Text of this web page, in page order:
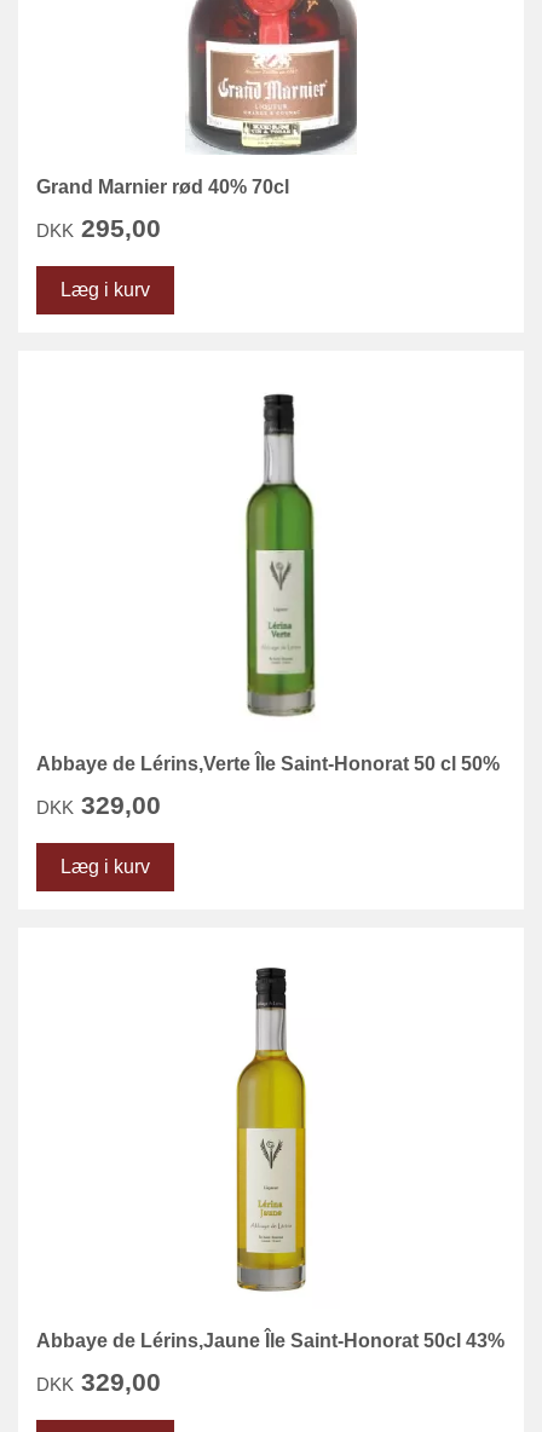
Grand Marnier rød 40% 70cl
DKK 295,00
Læg i kurv
Abbaye de Lérins,Verte Île Saint-Honorat 50 cl 50%
DKK 329,00
Læg i kurv
Abbaye de Lérins,Jaune Île Saint-Honorat 50cl 43%
DKK 329,00